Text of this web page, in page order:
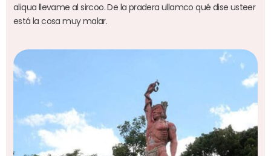
aliqua llevame al sircoo. De la pradera ullamco qué dise usteer
está la cosa muy malar.